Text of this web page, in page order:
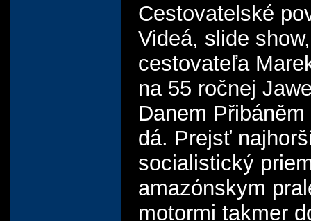
Cestovatelské
Videá, slide
cestovateľa
na 55 ročnej
Danem
dá. Prejsť
socialistický
amazónskym
motormi takmer